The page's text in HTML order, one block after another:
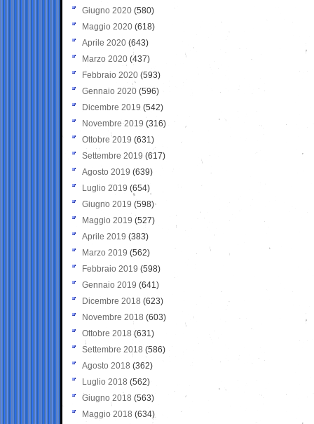
Giugno 2020 (580)
Maggio 2020 (618)
Aprile 2020 (643)
Marzo 2020 (437)
Febbraio 2020 (593)
Gennaio 2020 (596)
Dicembre 2019 (542)
Novembre 2019 (316)
Ottobre 2019 (631)
Settembre 2019 (617)
Agosto 2019 (639)
Luglio 2019 (654)
Giugno 2019 (598)
Maggio 2019 (527)
Aprile 2019 (383)
Marzo 2019 (562)
Febbraio 2019 (598)
Gennaio 2019 (641)
Dicembre 2018 (623)
Novembre 2018 (603)
Ottobre 2018 (631)
Settembre 2018 (586)
Agosto 2018 (362)
Luglio 2018 (562)
Giugno 2018 (563)
Maggio 2018 (634)